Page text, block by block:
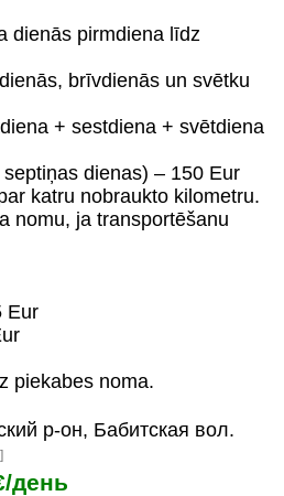
dienās pirmdiena līdz
brīvdienās un svētku
+ sestdiena + svētdiena
dienas) – 150 Eur
katru nobraukto kilometru.
nomu, ja transportēšanu
Eur
piekabes noma.
р-он, Бабитская вол.
]
день